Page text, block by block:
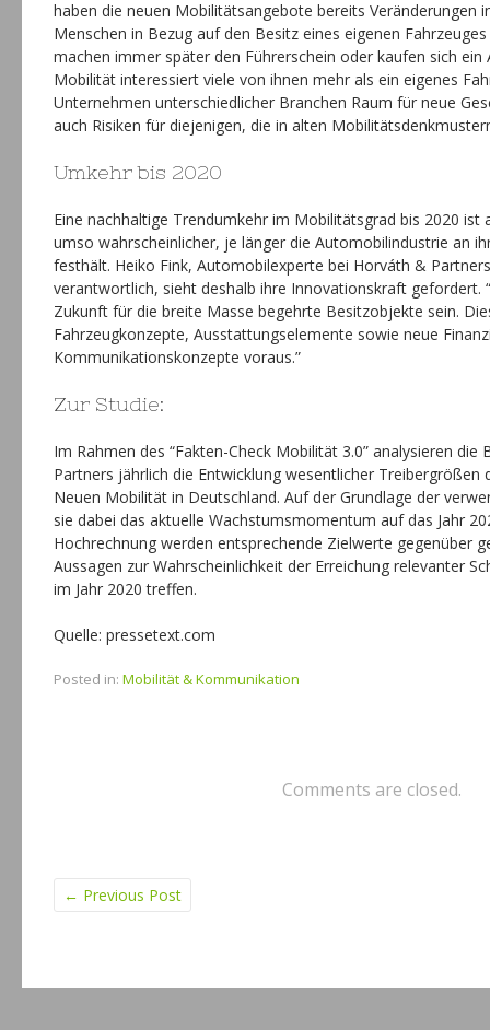
haben die neuen Mobilitätsangebote bereits Veränderungen
Menschen in Bezug auf den Besitz eines eigenen Fahrzeuges
machen immer später den Führerschein oder kaufen sich ein
Mobilität interessiert viele von ihnen mehr als ein eigenes
Unternehmen unterschiedlicher Branchen Raum für neue
auch Risiken für diejenigen, die in alten
Umkehr bis 2020
Eine nachhaltige Trendumkehr im Mobilitätsgrad bis 2020 ist
umso wahrscheinlicher, je länger die Automobilindustrie an
festhält. Heiko Fink, Automobilexperte bei Horváth &
verantwortlich, sieht deshalb ihre Innovationskraft gefordert.
Zukunft für die breite Masse begehrte Besitzobjekte sein.
Fahrzeugkonzepte, Ausstattungselemente sowie neue
Kommunikationskonzepte voraus.”
Zur Studie:
Im Rahmen des “Fakten-Check Mobilität 3.0” analysieren
Partners jährlich die Entwicklung wesentlicher
Neuen Mobilität in Deutschland. Auf der Grundlage der
sie dabei das aktuelle Wachstumsmomentum auf das Jahr
Hochrechnung werden entsprechende Zielwerte gegenüber
Aussagen zur Wahrscheinlichkeit der Erreichung relevanter
im Jahr 2020 treffen.
Quelle: pressetext.com
Posted in: Mobilität & Kommunikation
Comments are closed.
← Previous Post